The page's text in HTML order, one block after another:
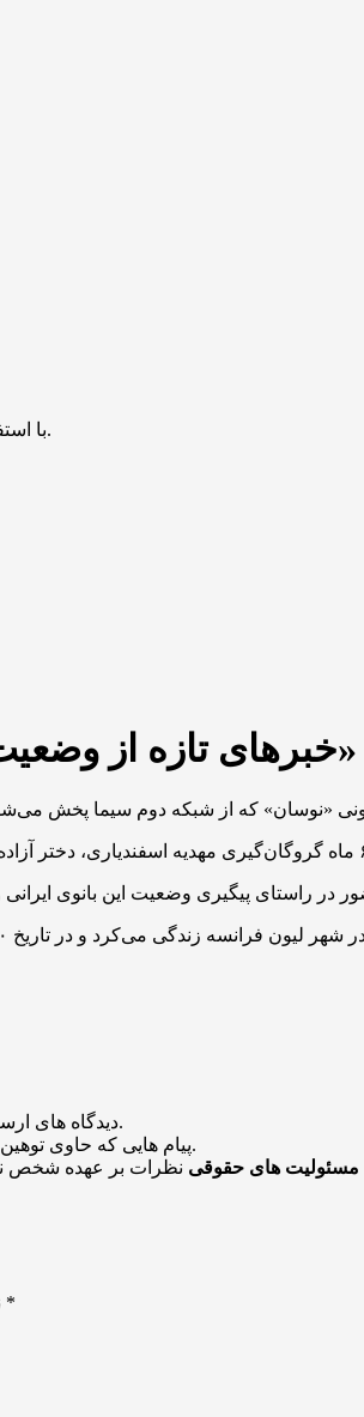
با استفاده از روش‌های زیر می‌توانید این صفحه را با دوستان خود به اشتراک بگذارید.
خبرهای تازه از وضعیت بانوی آزاده ایرانی در برنامه «نوسان»
دیدگاه هایمنتشر خواهد شد.
پیام هایی که حاویباشد منتشر نخواهد شد.
مسئولیت های حقوقی نظرات بر عهده شخص
*